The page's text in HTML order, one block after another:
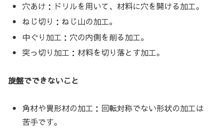
穴あけ：ドリルを用いて、材料に穴を開ける加工。
ねじ切り：ねじ山の加工。
中ぐり加工：穴の内側を削る加工。
突っ切り加工：材料を切り落とす加工。
旋盤でできないこと
角材や異形材の加工：回転対称でない形状の加工は
苦手です。